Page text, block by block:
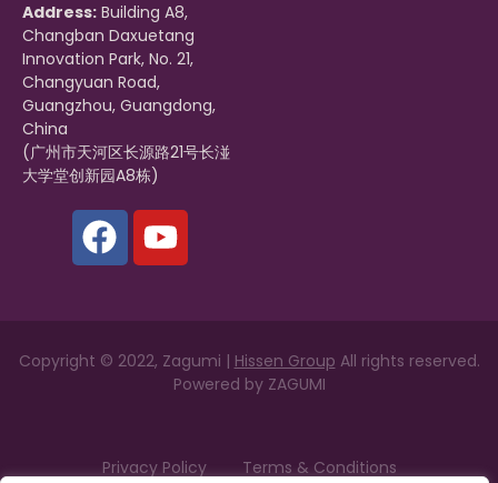
Address: Building A8,
Changban Daxuetang
Innovation Park, No. 21,
Changyuan Road,
Guangzhou, Guangdong,
China
(广州市天河区长源路21号长湴
大学堂创新园A8栋)
Copyright © 2022, Zagumi | Hissen Group All rights reserved.
Powered by ZAGUMI
Privacy Policy Terms & Conditions